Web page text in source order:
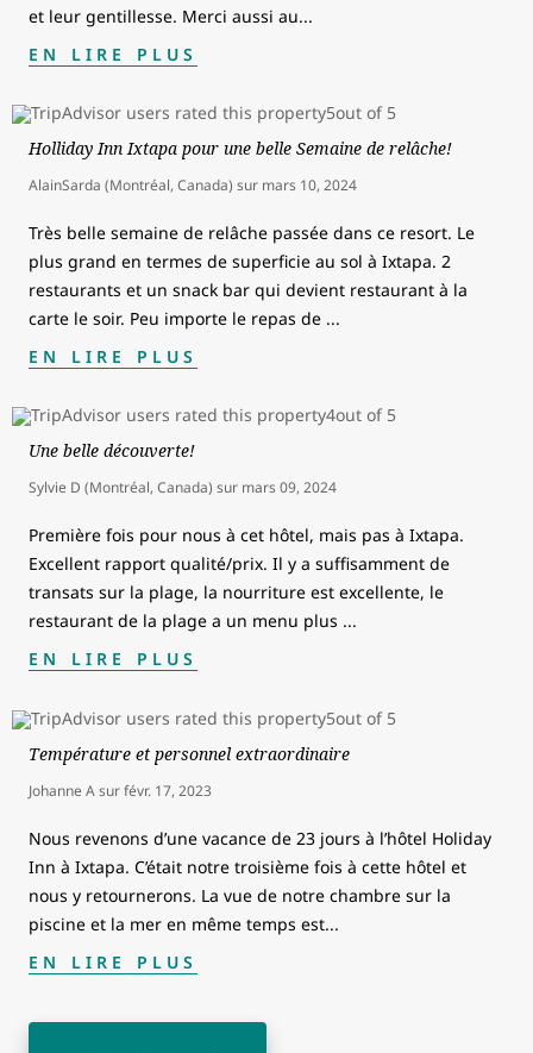
et leur gentillesse. Merci aussi au...
EN LIRE PLUS
Holliday Inn Ixtapa pour une belle Semaine de relâche!
AlainSarda (Montréal, Canada) sur mars 10, 2024
Très belle semaine de relâche passée dans ce resort. Le
plus grand en termes de superficie au sol à Ixtapa. 2
restaurants et un snack bar qui devient restaurant à la
carte le soir. Peu importe le repas de ...
EN LIRE PLUS
Une belle découverte!
Sylvie D (Montréal, Canada) sur mars 09, 2024
Première fois pour nous à cet hôtel, mais pas à Ixtapa.
Excellent rapport qualité/prix. Il y a suffisamment de
transats sur la plage, la nourriture est excellente, le
restaurant de la plage a un menu plus ...
EN LIRE PLUS
Température et personnel extraordinaire
Johanne Asurfévr. 17, 2023
Nous revenons d’une vacance de 23 jours à l’hôtel Holiday
Inn à Ixtapa. C’était notre troisième fois à cette hôtel et
nous y retournerons. La vue de notre chambre sur la
piscine et la mer en même temps est...
EN LIRE PLUS